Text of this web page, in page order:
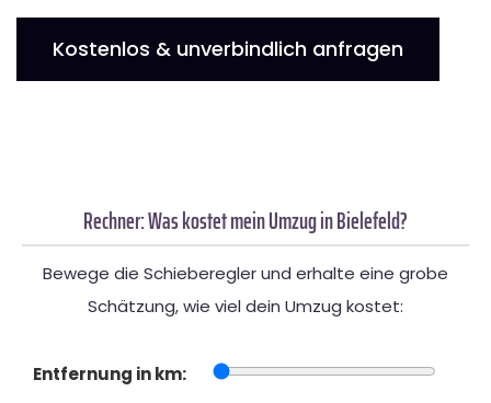
Kostenlos & unverbindlich anfragen
Rechner: Was kostet mein Umzug in Bielefeld?
Bewege die Schieberegler und erhalte eine grobe
Schätzung, wie viel dein Umzug kostet:
Entfernung in km: